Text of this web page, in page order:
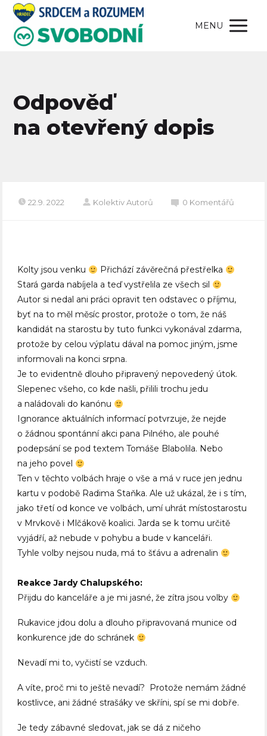
MENU
Odpověď
na otevřený dopis
22.9. 2022 Kolektiv Autorů 0 Komentářů
Kolty jsou venku
Přichází závěrečná přestřelka
Stará garda nabíjela a teď vystřelila ze všech sil
Autor si nedal ani práci opravit ten odstavec o příjmu,
byť na to měl měsíc prostor, protože o tom, že náš
kandidát na starostu by tuto funkci vykonával zdarma,
protože by celou výplatu dával na pomoc jiným, jsme
informovali na konci srpna.
Je to evidentně dlouho připravený nepovedený útok.
Slepenec všeho, co kde našli, přilili trochu jedu
a naládovali do kanónu
Ignorance aktuálních informací potvrzuje, že nejde
o žádnou spontánní akci pana Pilného, ale pouhé
podepsání se pod textem Tomáše Blabolila. Nebo
na jeho povel
Ten v těchto volbách hraje o vše a má v ruce jen jednu
kartu v podobě Radima Staňka. Ale už ukázal, že i s tím,
jako třetí od konce ve volbách, umí uhrát místostarostu
v Mrvkově i Mlčákově koalici. Jarda se k tomu určitě
vyjádří, až nebude v pohybu a bude v kanceláři.
Tyhle volby nejsou nuda, má to šťávu a adrenalin
Reakce Jardy Chalupského:
Přijdu do kanceláře a je mi jasné, že zítra jsou volby
Rukavice jdou dolu a dlouho připravovaná munice od
konkurence jde do schránek
Nevadí mi to, vyčistí se vzduch.
A víte, proč mi to ještě nevadí? Protože nemám žádné
kostlivce, ani žádné strašáky ve skříni, spí se mi dobře.
Je tedy zábavné sledovat, jak se dá z ničeho